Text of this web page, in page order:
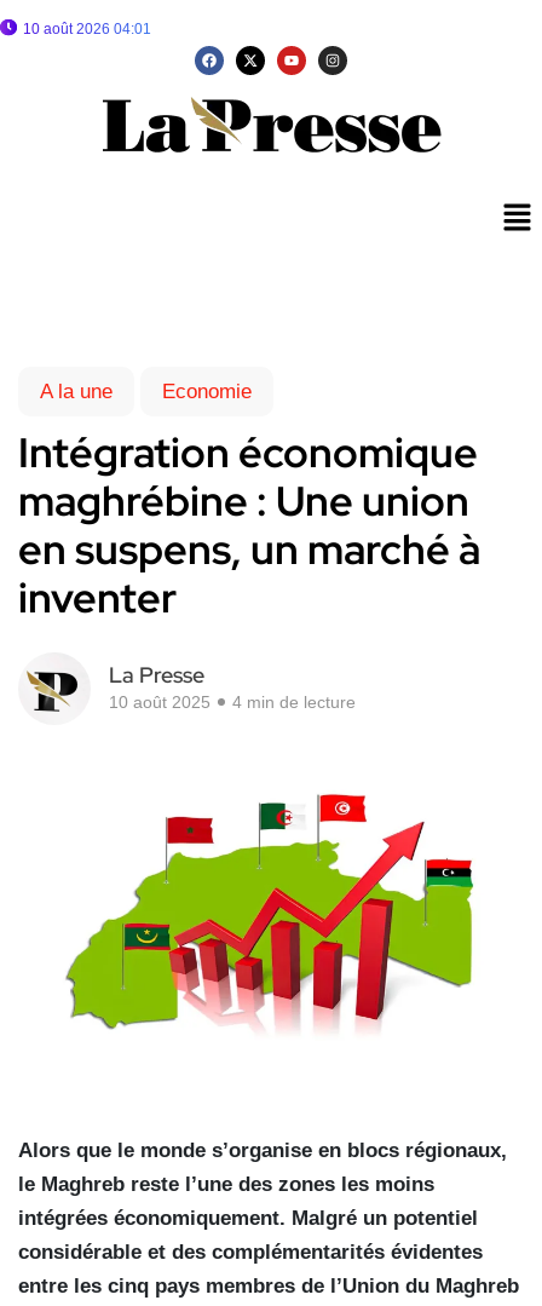
10 août 2026 04:01
A la une Economie
Intégration économique
maghrébine : Une union
en suspens, un marché à
inventer
La Presse
10 août 2025 4 min de lecture
Alors que le monde s’organise en blocs régionaux,
le Maghreb reste l’une des zones les moins
intégrées économiquement. Malgré un potentiel
considérable et des complémentarités évidentes
entre les cinq pays membres de l’Union du Maghreb